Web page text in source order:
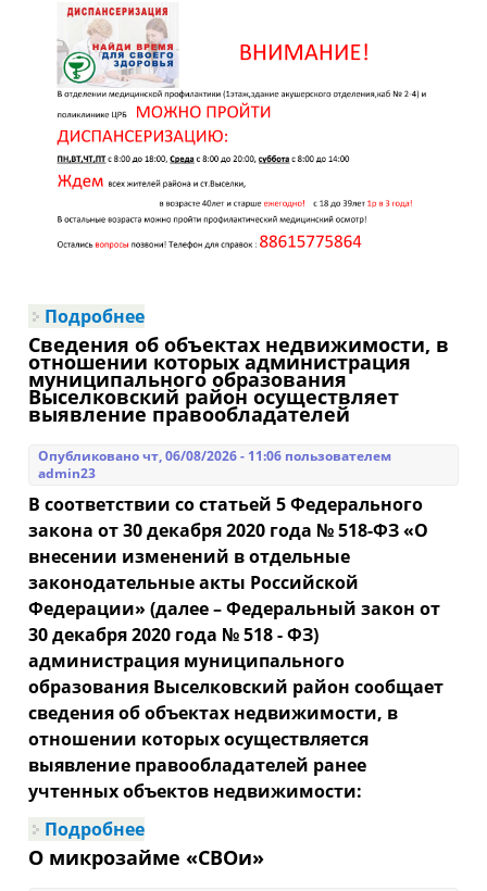
Подробнее
Сведения об объектах недвижимости, в
отношении которых администрация
муниципального образования
Выселковский район осуществляет
выявление правообладателей
Опубликовано чт, 06/08/2026 - 11:06 пользователем
admin23
В соответствии со статьей 5 Федерального
закона от 30 декабря 2020 года № 518-ФЗ «О
внесении изменений в отдельные
законодательные акты Российской
Федерации» (далее – Федеральный закон от
30 декабря 2020 года № 518 - ФЗ)
администрация муниципального
образования Выселковский район сообщает
сведения об объектах недвижимости, в
отношении которых осуществляется
выявление правообладателей ранее
учтенных объектов недвижимости:
Подробнее
недвижимости, в отношении
которых администрация
О микрозайме «СВОи»